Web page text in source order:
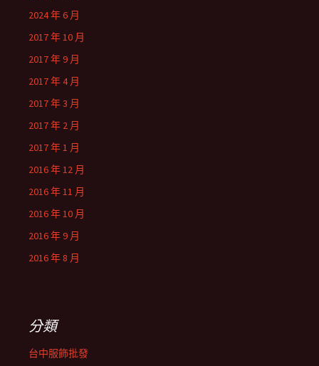
2024 年 6 月
2017 年 10 月
2017 年 9 月
2017 年 4 月
2017 年 3 月
2017 年 2 月
2017 年 1 月
2016 年 12 月
2016 年 11 月
2016 年 10 月
2016 年 9 月
2016 年 8 月
分類
台中服飾批發